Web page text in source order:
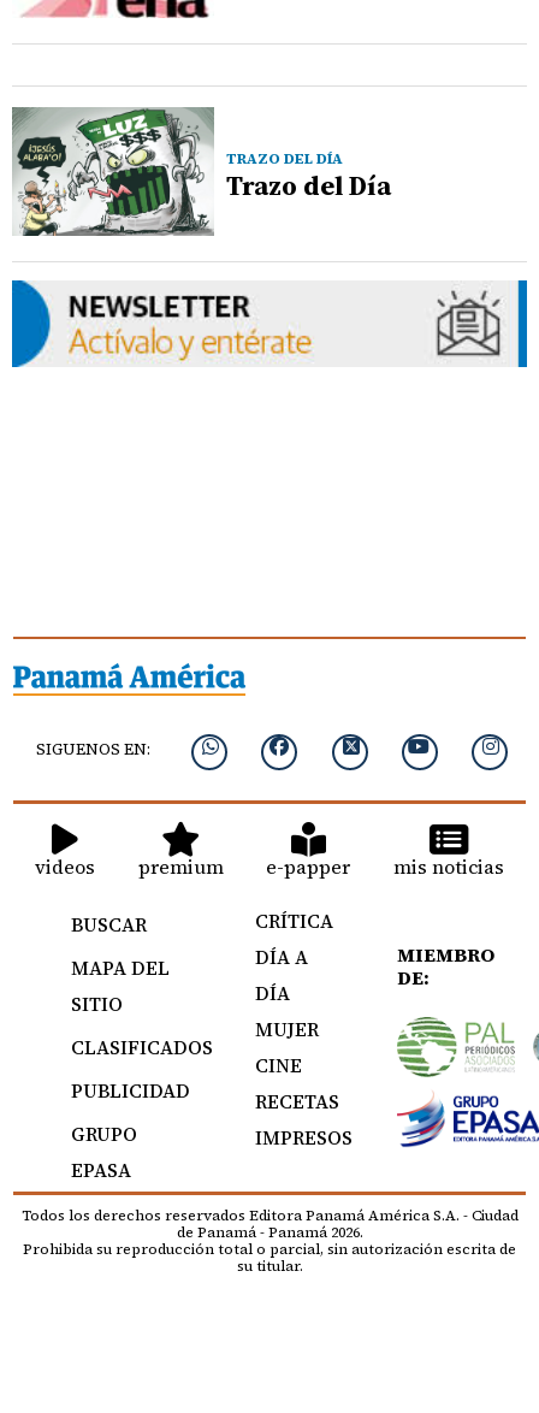
TRAZO DEL DÍA
Trazo del Día
SIGUENOS EN:
videos premium e-papper mis noticias
BUSCAR
MAPA DEL
SITIO
CLASIFICADOS
PUBLICIDAD
GRUPO
EPASA
CRÍTICA
DÍA A
DÍA
MUJER
CINE
RECETAS
IMPRESOS
MIEMBRO
DE:
Todos los derechos reservados Editora Panamá América S.A. - Ciudad
de Panamá - Panamá 2026.
Prohibida su reproducción total o parcial, sin autorización escrita de
su titular.